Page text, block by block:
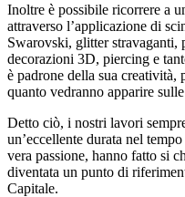
Inoltre è possibile ricorrere a
attraverso l’applicazione di
Swarovski, glitter stravaganti,
decorazioni 3D, piercing e
è padrone della sua creatività,
quanto vedranno apparire
Detto ciò, i nostri lavori
un’eccellente durata nel
vera passione, hanno fatto si
diventata un punto di
Capitale.